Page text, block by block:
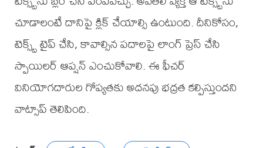
చూడాలంటే దానిపై క్లిక్ చేయాల్సి ఉంటుంది. దీనికోసం,
టెక్స్ట్ టైప్ చేసి, కావాల్సిన పదాలపై లాంగ్ ప్రెస్ చేసి
స్పాయిలర్ ఆప్షన్ ఎంచుకోవాలి. ఈ ఫీచర్
వినియోగదారుల గోప్యతకు అదనపు భద్రత కల్పిస్తుందని
వాట్సాప్ తెలిపింది.